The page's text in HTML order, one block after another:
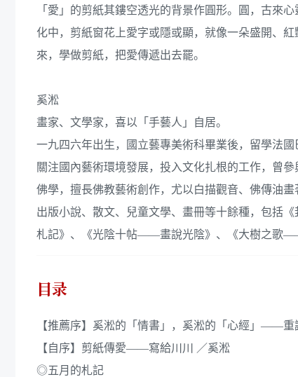
「愛」的剪紙其鏤空透光的背景作圓形。圓，古來
化中，剪紙窗花上愛字或隱或顯，就像一朵盛開、
來，學做剪紙，把愛傳遞出去罷。
奚淞
畫家、文學家，喜以「手藝人」自居。
一九四六年出生，國立藝專美術科畢業後，留學法
關注國內藝術環境發展，投入文化扎根的工作，曾
佛學，擅長佛教藝術創作，尤以白描觀音、佛傳油畫
出版小說、散文、兒童文學、畫冊等十餘種，包括
札記》、《光陰十帖——畫說光陰》、《大樹之歌
目录
【推薦序】奚淞的「情書」，奚淞的「心經」——重
【自序】剪紙傳愛——寫給川川 ／奚淞
◎五月的札記